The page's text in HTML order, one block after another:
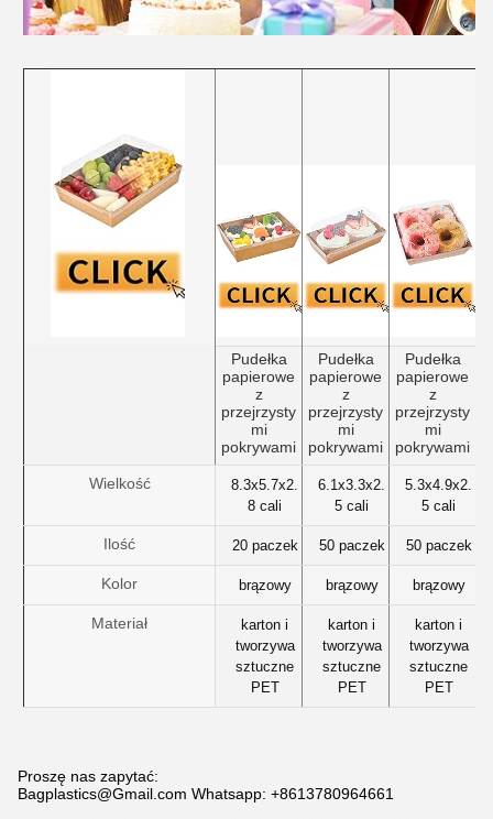
Zatwierdź
Pudełka
papierowe
z
przejrzysty
mi
pokrywami
Pudełka
papierowe
z
przejrzysty
mi
pokrywami
Pudełka
papierowe
z
przejrzysty
mi
pokrywami
Wielkość
8.3x5.7x2.
8 cali
6.1x3.3x2.
5 cali
5.3x4.9x2.
5 cali
Ilość 20 paczek 50 paczek 50 paczek
Kolor brązowy brązowy brązowy
Materiał
karton i
tworzywa
sztuczne
PET
karton i
tworzywa
sztuczne
PET
karton i
tworzywa
sztuczne
PET
Proszę nas zapytać:
Bagplastics@Gmail.com Whatsapp: +8613780964661